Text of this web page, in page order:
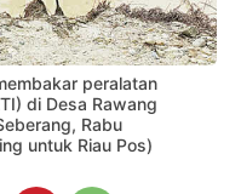
peralatan
di Desa Rawang
Rabu
untuk Riau Pos)